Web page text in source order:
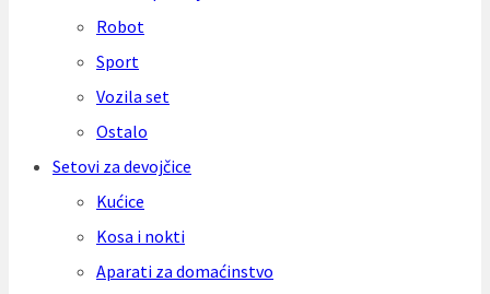
Robot
Sport
Vozila set
Ostalo
Setovi za devojčice
Kućice
Kosa i nokti
Aparati za domaćinstvo